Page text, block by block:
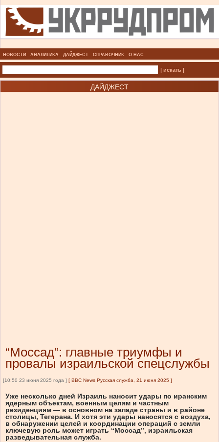
НОВОСТИ АНАЛИТИКА ДАЙДЖЕСТ СПРАВОЧНИК О НАС
| искать |
ДАЙДЖЕСТ
“Моссад”: главные триумфы и
провалы израильской спецслужбы
[10:50 23 июня 2025 года ] [ BBC News Русская служба, 21 июня 2025 ]
Уже несколько дней Израиль наносит удары по иранским
ядерным объектам, военным целям и частным
резиденциям — в основном на западе страны и в районе
столицы, Тегерана. И хотя эти удары наносятся с воздуха,
в обнаружении целей и координации операций с земли
ключевую роль может играть “Моссад”, израильская
разведывательная служба.